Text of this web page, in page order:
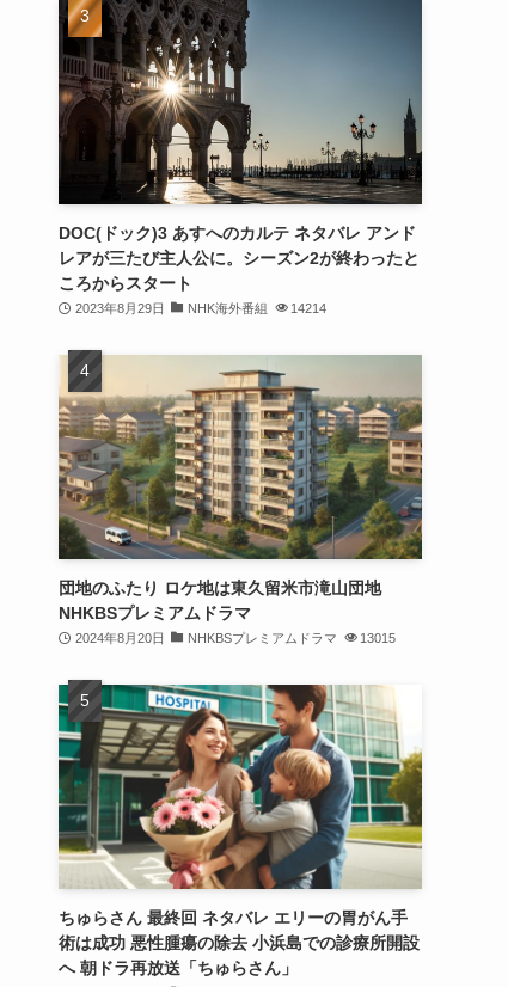
DOC(ドック)3 あすへのカルテ ネタバレ アンド
レアが三たび主人公に。シーズン2が終わったと
ころからスタート
2023年8月29日 NHK海外番組 14214
団地のふたり ロケ地は東久留米市滝山団地
NHKBSプレミアムドラマ
2024年8月20日 NHKBSプレミアムドラマ 13015
ちゅらさん 最終回 ネタバレ エリーの胃がん手
術は成功 悪性腫瘍の除去 小浜島での診療所開設
へ 朝ドラ再放送「ちゅらさん」